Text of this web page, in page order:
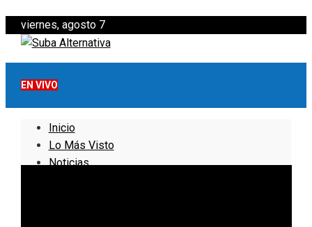
viernes, agosto 7
EN VIVO
Inicio
Lo Más Visto
Noticias